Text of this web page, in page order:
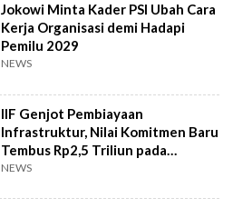
Jokowi Minta Kader PSI Ubah Cara
Kerja Organisasi demi Hadapi
Pemilu 2029
NEWS
IIF Genjot Pembiayaan
Infrastruktur, Nilai Komitmen Baru
Tembus Rp2,5 Triliun pada
Semester I 2026
NEWS